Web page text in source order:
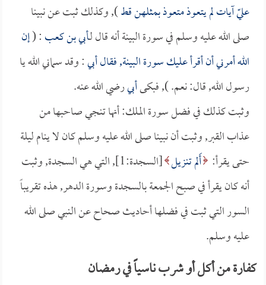
عليّ آيات لم يتعوذ متعوذ بمثلهن قط), وكذلك ثبت عن نبينا
صلى الله عليه وسلم في سورة البينة أنه قال لـأبي بن كعب: (إن
الله أمرني أن أقرأ عليك سورة البينة, فقالأبي: وقد سماني الله يا
رسول الله, قال: نعم. ), فبكىأبيرضي الله عنه.
وثبت كذلك في فضل سورة الملك: أنها تنجي صاحبها من
عذاب القبر, وثبت أن نبينا صلى الله عليه وسلم كان لا ينام ليلة
حتى يقرأ: أَلم تنزيل
[السجدة:1], التي هي السجدة, وثبت
أنه كان يقرأ في صبح الجمعة بالسجدة وسورة الدهر, هذه تقريباً
السور التي ثبت في فضلها أحاديث صحاح عن النبي صلى الله
عليه وسلم.
كفارة من أكل أو شرب ناسياً في رمضان